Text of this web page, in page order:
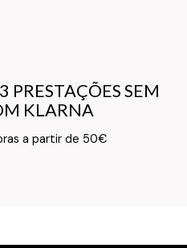
PRESTAÇÕES SEM
KLARNA
a partir de 50€
PRESTAÇÕES SEM
KLARNA
de Informação